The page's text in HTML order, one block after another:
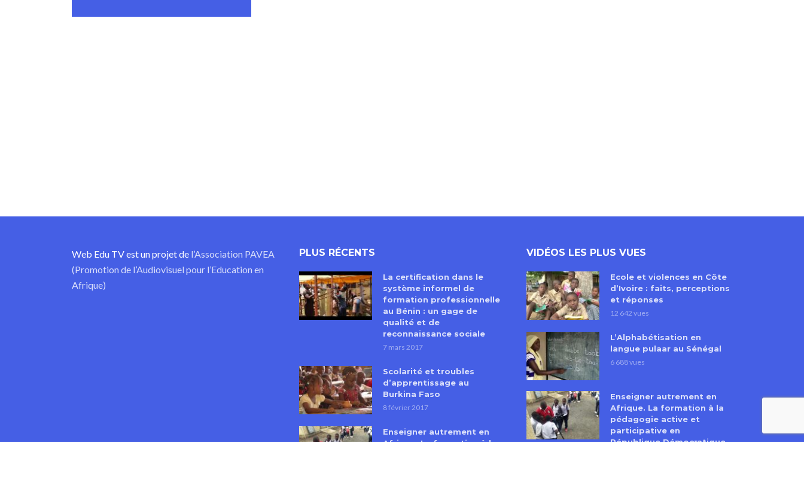
Web Edu TV est un projet de l’Association PAVEA
(Promotion de l’Audiovisuel pour l’Education en
Afrique)
PLUS RÉCENTS
La certification dans le
système informel de
formation professionnelle
au Bénin : un gage de
qualité et de
reconnaissance sociale
7 mars 2017
Scolarité et troubles
d’apprentissage au
Burkina Faso
8 février 2017
Enseigner autrement en
Afrique. La formation à la
VIDÉOS LES PLUS VUES
Ecole et violences en Côte
d’Ivoire : faits, perceptions
et réponses
12 642 vues
L’Alphabétisation en
langue pulaar au Sénégal
6 688 vues
Enseigner autrement en
Afrique. La formation à la
pédagogie active et
participative en
République Démocratique